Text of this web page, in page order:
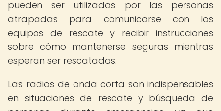
pueden ser utilizadas por las personas
atrapadas para comunicarse con los
equipos de rescate y recibir instrucciones
sobre cómo mantenerse seguras mientras
esperan ser rescatadas.
Las radios de onda corta son indispensables
en situaciones de rescate y búsqueda de